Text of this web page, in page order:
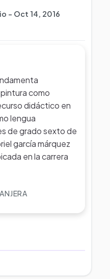
- Oct 14, 2016
como
didáctico en
lengua
de grado sexto de
garcía márquez
en la carrera